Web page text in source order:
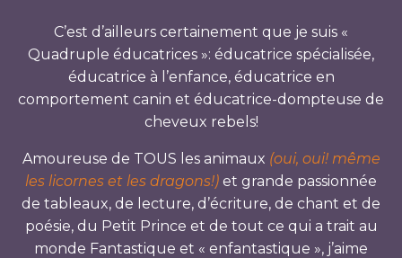
C’est d’ailleurs certainement que je suis «
Quadruple éducatrices »: éducatrice spécialisée,
éducatrice à l’enfance, éducatrice en
comportement canin et éducatrice-dompteuse de
cheveux rebels!
Amoureuse de TOUS les animaux (oui, oui! même
les licornes et les dragons!) et grande passionnée
de tableaux, de lecture, d’écriture, de chant et de
poésie, du Petit Prince et de tout ce qui a trait au
monde Fantastique et « enfantastique », j’aime